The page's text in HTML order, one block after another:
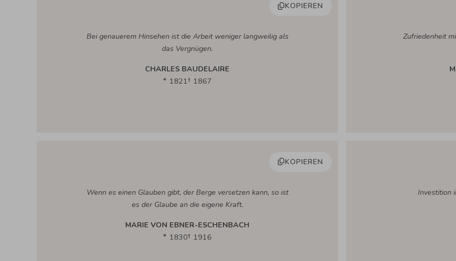
KOPIEREN
Bei genauerem Hinsehen ist die Arbeit weniger langweilig als
das Vergnügen.
CHARLES BAUDELAIRE
1821
1867
Zufriedenheit
KOPIEREN
Wenn es einen Glauben gibt, der Berge versetzen kann, so ist
es der Glaube an die eigene Kraft.
MARIE VON EBNER-ESCHENBACH
1830
1916
Investition